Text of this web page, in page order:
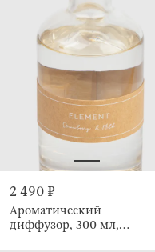
2 490 ₽
Ароматический
диффузор, 300 мл,